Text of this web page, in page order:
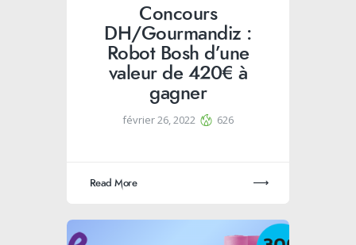
Concours
DH/Gourmandiz :
Robot Bosh d’une
valeur de 420€ à
gagner
février 26, 2022 626
Read More